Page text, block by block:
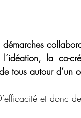
démarches
la co-
tous autour d’un
et donc